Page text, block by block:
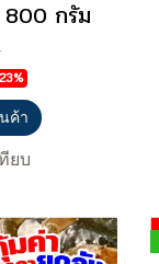
800 กรัม
ค้า
ยบ